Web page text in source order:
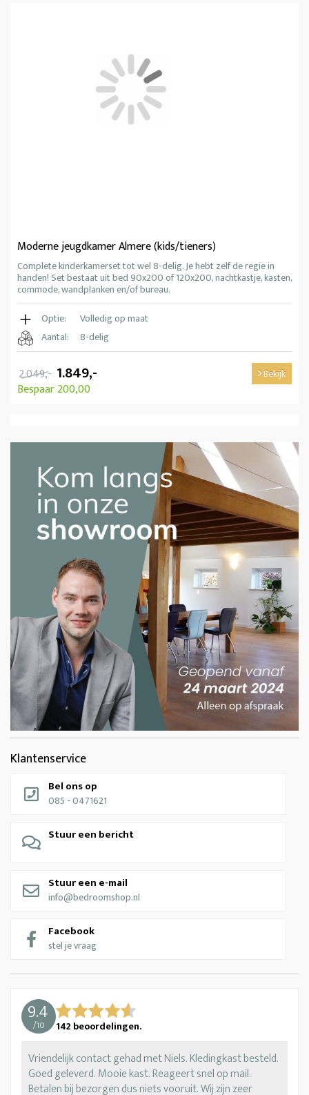
Klantenservice
Bel ons op
085 - 0471621
Stuur een bericht
Stuur een e-mail
info@bedroomshop.nl
Facebook
stel je vraag
9.4
/10 142 beoordelingen.
Vriendelijk contact gehad met Niels. Kledingkast besteld.
Goed geleverd. Mooie kast. Reageert snel op mail.
Betalen bij bezorgen dus niets vooruit. Wij zijn zeer
Moderne jeugdkamer Almere (kids/tieners)
Complete kinderkamerset tot wel 8-delig. Je hebt zelf de regie in
handen! Set bestaat uit bed 90x200 of 120x200, nachtkastje, kasten,
commode, wandplanken en/of bureau.
Optie:
Volledig op maat
Aantal:
8-delig
2.049,- 1.849,-
Bespaar 200,00
Bekijk